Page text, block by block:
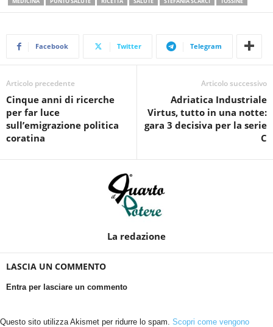
Facebook Twitter Telegram
Articolo precedente
Cinque anni di ricerche
per far luce
sull’emigrazione politica
coratina
Articolo successivo
Adriatica Industriale
Virtus, tutto in una notte:
gara 3 decisiva per la serie
C
La redazione
LASCIA UN COMMENTO
Entra per lasciare un commento
Questo sito utilizza Akismet per ridurre lo spam. Scopri come vengono